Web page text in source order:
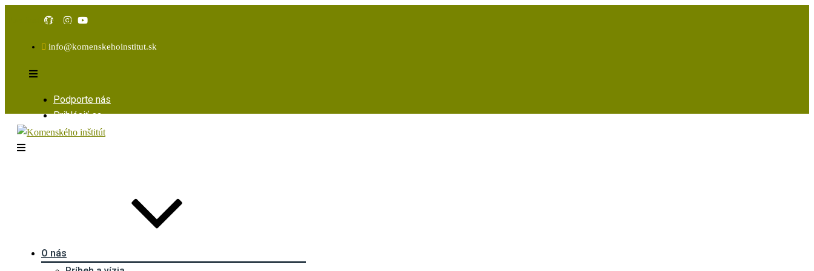
InstagramYoutube
info@komenskehoinstitut.sk
Podporte nás
Prihlásiť sa
O nás